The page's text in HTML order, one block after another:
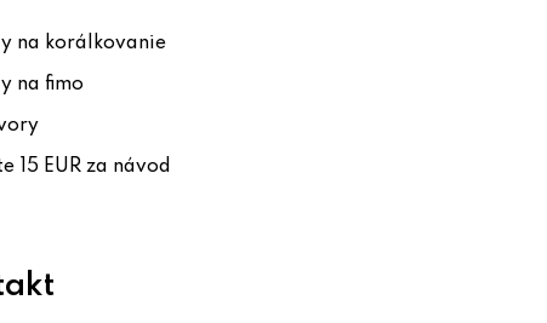
na korálkovanie
na fimo
15 EUR za návod